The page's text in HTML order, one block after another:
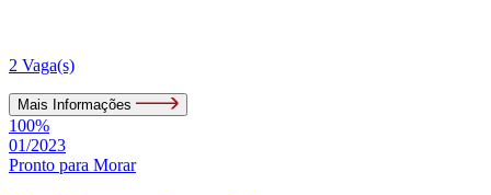
2 Vaga(s)
Mais Informações
100%
01/2023
Pronto para Morar